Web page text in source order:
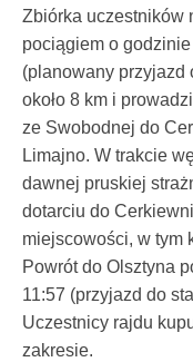
Zbiórka uczestników
pociągiem o
(planowany przyjazd
około 8 km i
ze Swobodnej do
Limajno. W trakcie
dawnej pruskiej
dotarciu do
miejscowości, w tym
Powrót do Olsztyna
11:57 (przyjazd do
Uczestnicy rajdu
zakresie.